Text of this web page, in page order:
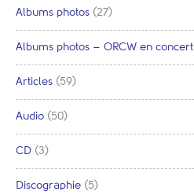
Albums photos (27)
Albums photos – ORCW en concert
Articles (59)
Audio (50)
CD (3)
Discographie (5)